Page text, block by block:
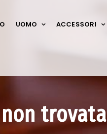
UOMO ACCESSORI
trovata